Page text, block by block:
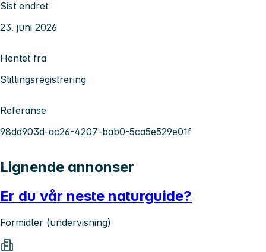
Sist endret
23. juni 2026
Hentet fra
Stillingsregistrering
Referanse
98dd903d-ac26-4207-bab0-5ca5e529e01f
Lignende annonser
Er du vår neste naturguide?
Formidler (undervisning)